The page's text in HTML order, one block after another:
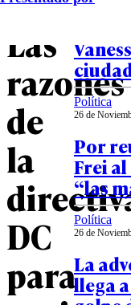
Las
razones
de
la
DC
para
La
Política
26 de
Por
Frei
“las
Política
26 de
La
llega